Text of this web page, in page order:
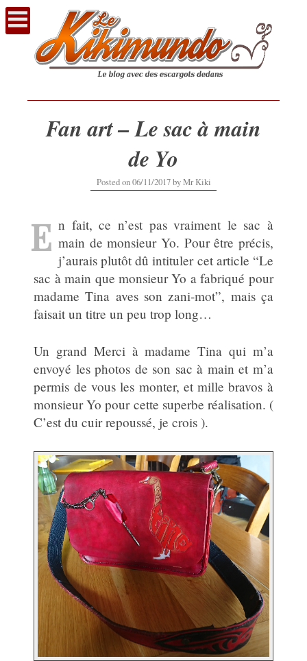
Voir
contenu
Fan art – Le sac à main
de Yo
Posted on06/11/2017byMr Kiki
E n fait, ce n’est pas vraiment le sac à
main de monsieur Yo. Pour être précis,
j’aurais plutôt dû intituler cet article “Le
sac à main que monsieur Yo a fabriqué pour
madame Tina aves son zani-mot”, mais ça
faisait un titre un peu trop long…
Un grand Merci à madame Tina qui m’a
envoyé les photos de son sac à main et m’a
permis de vous les monter, et mille bravos à
monsieur Yo pour cette superbe réalisation. (
C’est du cuir repoussé, je crois ).